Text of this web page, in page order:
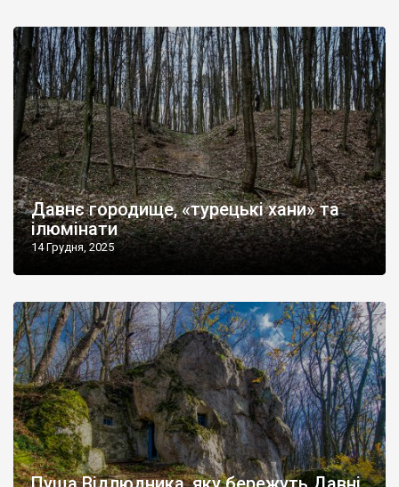
Давнє городище, «турецькі хани» та
ілюмінати
14 Грудня, 2025